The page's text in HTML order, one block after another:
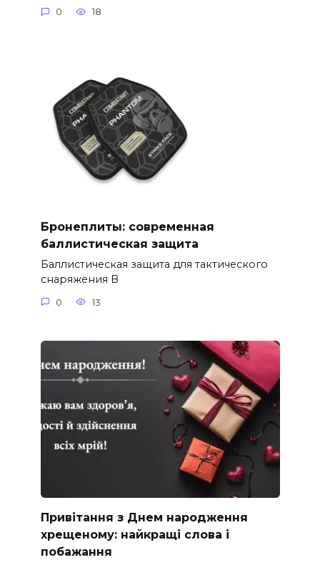
0 18
Бронеплиты: современная
баллистическая защита
Баллистическая защита для тактического
снаряжения В
0 13
Привітання з Днем народження
хрещеному: найкращі слова і
побажання